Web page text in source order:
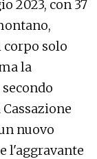
2023, con 37
corpo solo
la
nuovo
l'aggravante